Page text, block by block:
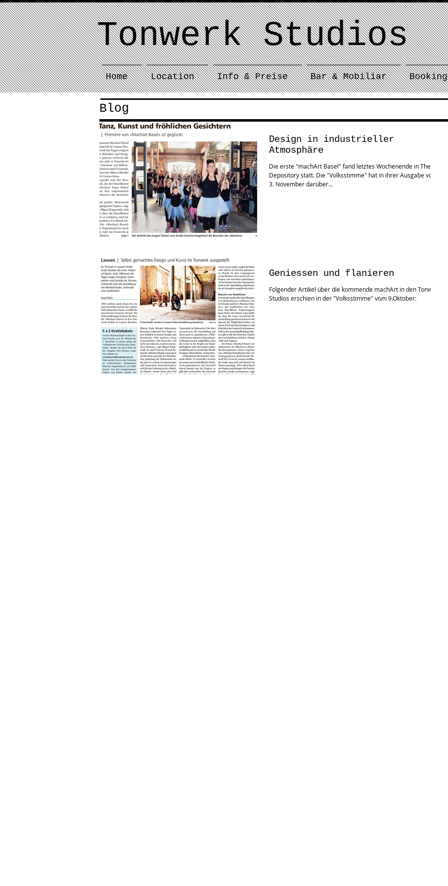
Tonwerk Studios
Home Location Info & Preise Bar & Mobiliar Booking
Blog
Design in industrieller
Atmosphäre
Die erste "machArt Basel" fand letztes Wochenende in The
Depository statt. Die "Volksstimme" hat in ihrer Ausgabe vom
3. November darüber...
Geniessen und flanieren
Folgender Artikel über die kommende machArt in den Tonwerk
Studios erschien in der "Volksstimme" vom 9.Oktober: